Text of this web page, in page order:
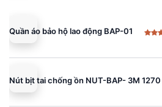
Quần áo bảo hộ lao động BAP-01
5 sao
Giá
là:
Giá
tại
195.000 ₫.
Nút bịt tai chống ồn NUT-BAP- 3M 1270